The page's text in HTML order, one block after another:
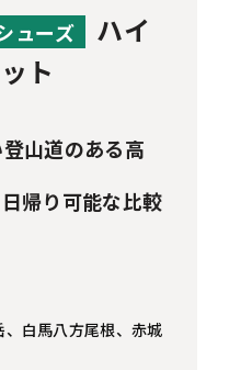
ューズ
ハイ
ト
山道のある高
帰り可能な比較
白馬八方尾根、赤城